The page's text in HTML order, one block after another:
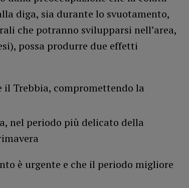
diga, sia durante lo svuotamento,
che potranno svilupparsi nell’area,
possa produrre due effetti
il Trebbia, compromettendo la
nel periodo più delicato della
è urgente e che il periodo migliore